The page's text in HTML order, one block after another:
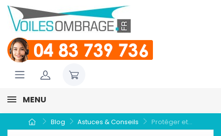
MENU
Blog Astuces & Conseils Protéger et...